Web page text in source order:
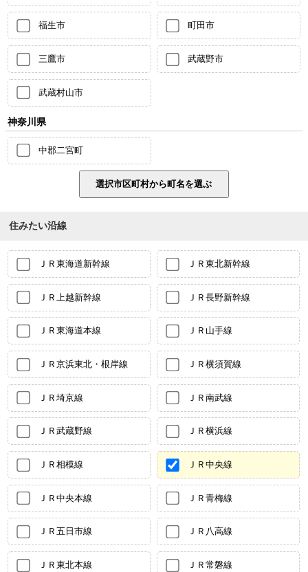
福生市 町田市
三鷹市 武蔵野市
武蔵村山市
神奈川県
中郡二宮町
住みたい沿線
ＪＲ東海道新幹線 ＪＲ東北新幹線
ＪＲ上越新幹線 ＪＲ長野新幹線
ＪＲ東海道本線 ＪＲ山手線
ＪＲ京浜東北・根岸線 ＪＲ横須賀線
ＪＲ埼京線 ＪＲ南武線
ＪＲ武蔵野線 ＪＲ横浜線
ＪＲ相模線 ＪＲ中央線
ＪＲ中央本線 ＪＲ青梅線
ＪＲ五日市線 ＪＲ八高線
ＪＲ東北本線 ＪＲ常磐線